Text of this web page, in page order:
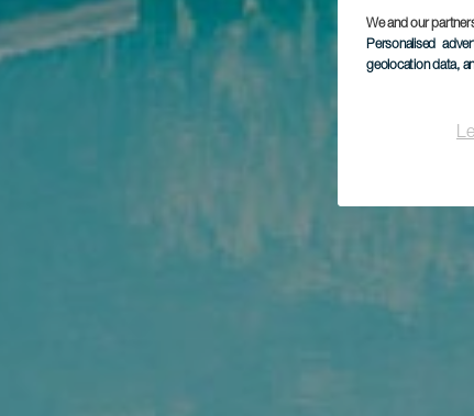
We and our
Personalised
geolocation data,